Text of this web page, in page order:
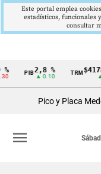
Cintillo
Colombia
PIB2,8 %
▲ 0.10
TRM
▲
Pico y Placa
menu
Este portal emplea
estadísticos, funcionales
consultar